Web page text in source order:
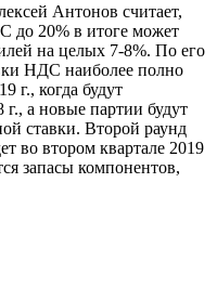
Антонов считает,
до 20% в итоге может
на целых 7-8%. По его
НДС наиболее полно
г., когда будут
а новые партии будут
ставки. Второй раунд
во втором квартале 2019
запасы компонентов,